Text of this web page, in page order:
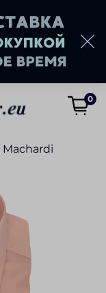
0
Machardi